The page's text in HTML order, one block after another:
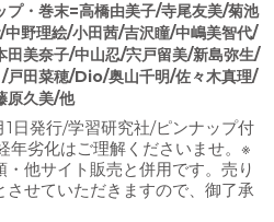
プ・巻末=高橋由美子/寺尾友美/菊池
野理絵/小田茜/吉沢瞳/中嶋美智代/
田美奈子/中山忍/宍戸留美/新島弥生/
/戸田菜穂/Dio/奥山千明/佐々木真理/
原久美/他
日発行/学習研究社/ピンナップ付
年劣化はご理解くださいませ。※
他サイト販売と併用です。売り
せていただきますので、御了承